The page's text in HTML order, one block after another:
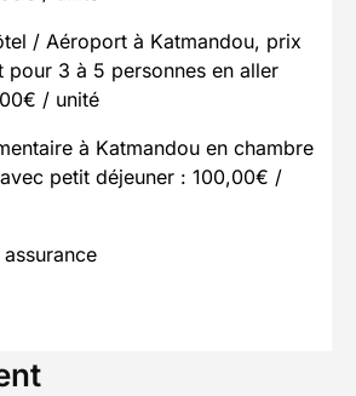
/ Aéroport à Katmandou, prix
pour 3 à 5 personnes en aller
/ unité
à Katmandou en chambre
petit déjeuner : 100,00€ /